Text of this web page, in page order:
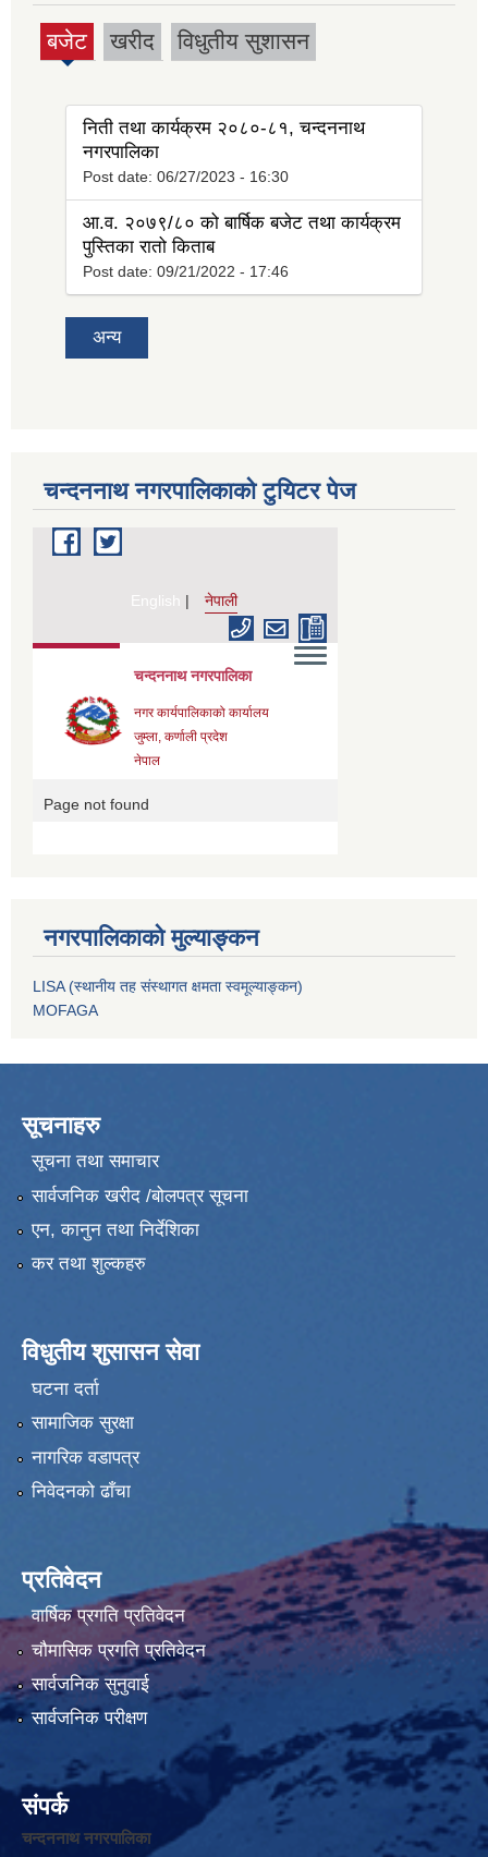
बजेट
(active
खरीद विधुतीय सुशासन
निती तथा कार्यक्रम २०८०-८१, चन्दननाथ
नगरपालिका
Post date: 06/27/2023 - 16:30
आ.व. २०७९/८० को बार्षिक बजेट तथा कार्यक्रम
पुस्तिका रातो किताब
Post date: 09/21/2022 - 17:46
अन्य
चन्दननाथ नगरपालिकाको टुयिटर पेज
नगरपालिकाको मुल्याङ्कन
LISA (स्थानीय तह संस्थागत क्षमता स्वमूल्याङ्कन)
MOFAGA
सूचनाहरु
सूचना तथा समाचार
सार्वजनिक खरीद /बोलपत्र सूचना
एन, कानुन तथा निर्देशिका
कर तथा शुल्कहरु
विधुतीय शुसासन सेवा
घटना दर्ता
सामाजिक सुरक्षा
नागरिक वडापत्र
निवेदनको ढाँचा
प्रतिवेदन
वार्षिक प्रगति प्रतिवेदन
चौमासिक प्रगति प्रतिवेदन
सार्वजनिक सुनुवाई
सार्वजनिक परीक्षण
संपर्क
चन्दननाथ नगरपालिका